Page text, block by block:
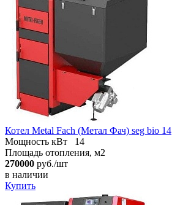
Котел Metal Fach (Метал Фач) seg bio 14
Мощность кВт
14
Площадь отопления, м2
270000 руб./шт
в наличии
Купить